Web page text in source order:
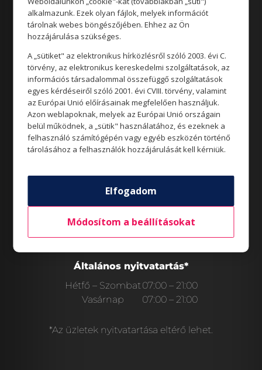
Üzletek
Akciók
Aktualitások
Általános nyitvatartás*
Hétfő – Szombat07:00 – 21:00
Vasárnap
07:00 – 21:00
*Az üzletek nyitvatartása eltérő lehet.
alkalmazunk. Ezek olyan fájlok, melyek információt
tárolnak webes böngészőjében. Ehhez az Ön
hozzájárulása szükséges.
A „sütiket" az elektronikus hírközlésről szóló 2003. évi C.
törvény, az elektronikus kereskedelmi szolgáltatások, az
információs társadalommal összefüggő szolgáltatások
egyes kérdéseiről szóló 2001. évi CVIII. törvény, valamint
az Európai Unió előírásainak megfelelően használjuk.
Azon weblapoknak, melyek az Európai Unió országain
belül működnek, a „sütik" használatához, és ezeknek a
felhasználó számítógépén vagy egyéb eszközén történő
tárolásához a felhasználók hozzájárulását kell kérniük.
Elfogadom
Módosítom a beállításokat